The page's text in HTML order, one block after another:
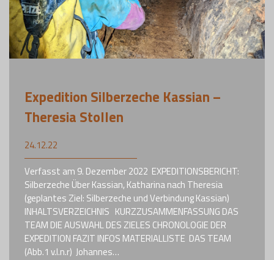
Expedition Silberzeche Kassian –
Theresia Stollen
24.12.22
Verfasst am 9. Dezember 2022 EXPEDITIONSBERICHT:
Silberzeche ​​Über Kassian, Katharina nach Theresia
(geplantes Ziel: Silberzeche und Verbindung Kassian) ​ ​
INHALTSVERZEICHNIS ​ ​KURZZUSAMMENFASSUNG ​DAS
TEAM ​DIE AUSWAHL DES ZIELES ​CHRONOLOGIE DER
EXPEDITION ​FAZIT ​INFOS ​MATERIALLISTE DAS TEAM
(Abb.1 v.l.n.r) Johannes…